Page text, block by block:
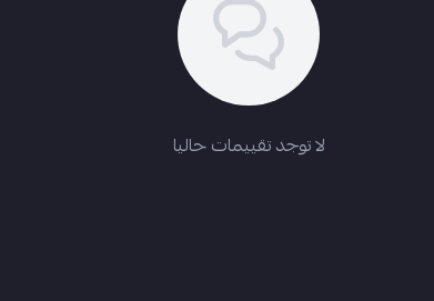
لا توجد تقييمات حاليا